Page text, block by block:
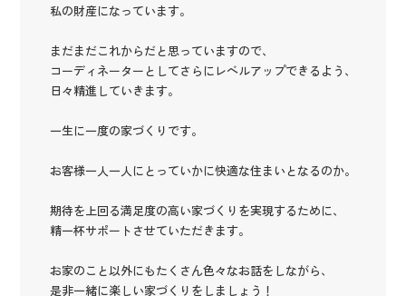
私の財産になっています。
まだまだこれからだと思っていますので、
コーディネーターとしてさらにレベルアップできるよう、
日々精進していきます。
一生に一度の家づくりです。
お客様一人一人にとっていかに快適な住まいとなるのか。
期待を上回る満足度の高い家づくりを実現するために、
精一杯サポートさせていただきます。
お家のこと以外にもたくさん色々なお話をしながら、
是非一緒に楽しい家づくりをしましょう！